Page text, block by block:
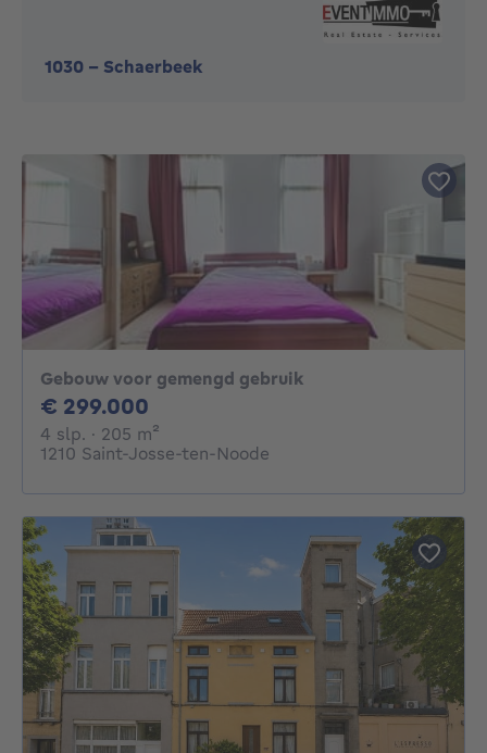
1030 - Schaerbeek
Gebouw voor gemengd gebruik
€ 299.000
4 slp. 4 slaapkamers
· 205 m²
1210 Saint-Josse-ten-Noode